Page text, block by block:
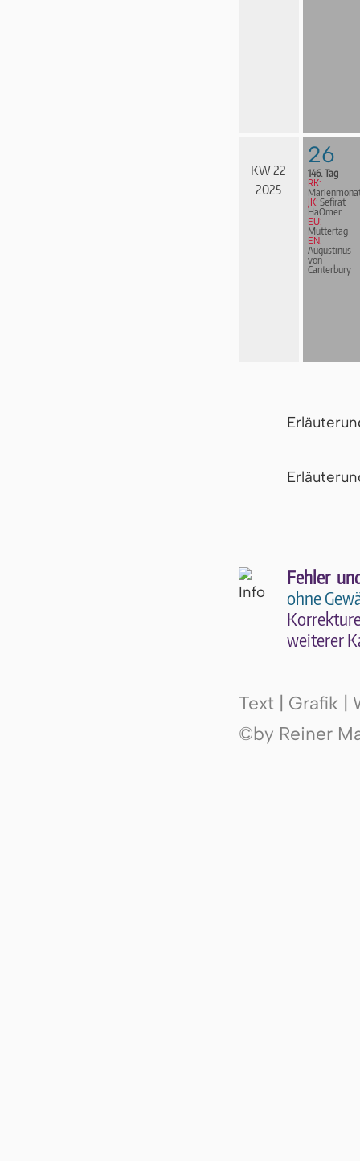
KW 22
2025
26
146. Tag
RK:
JK: Sefirat
HaOmer
EU:
Muttertag
EN:
Augustinus
von
Canterbury
Fehler
ohne
wei­te­rer
Text | Grafik |
©by Reiner